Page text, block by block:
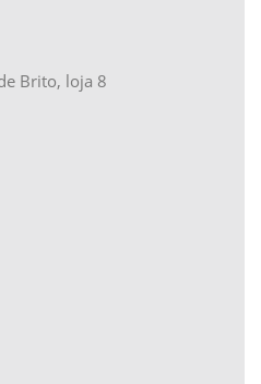
Brito, loja 8